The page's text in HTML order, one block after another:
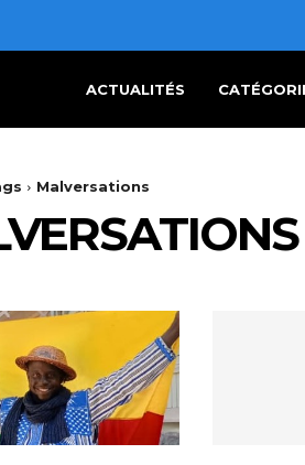
ACTUALITÉS
Malversations